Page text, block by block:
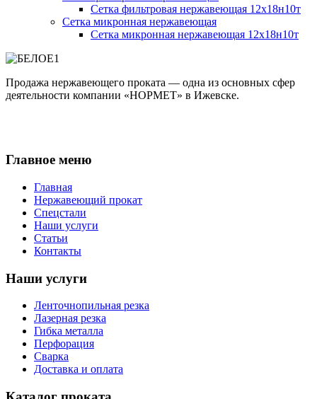
Сетка фильтровая нержавеющая 12х18н10т
Сетка микронная нержавеющая
Сетка микронная нержавеющая 12х18н10т
Продажа нержавеющего проката — одна из основных сфер
деятельности компании «НОРМЕТ» в Ижевске.
Главное меню
Главная
Нержавеющий прокат
Спецстали
Наши услуги
Статьи
Контакты
Наши услуги
Ленточнопильная резка
Лазерная резка
Гибка металла
Перфорация
Сварка
Доставка и оплата